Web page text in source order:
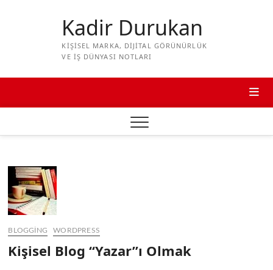
Kadir Durukan
KIŞISEL MARKA, DIJITAL GÖRÜNÜRLÜK
VE IŞ DÜNYASI NOTLARI
BLOGGING WORDPRESS
Kişisel Blog “Yazar”ı Olmak